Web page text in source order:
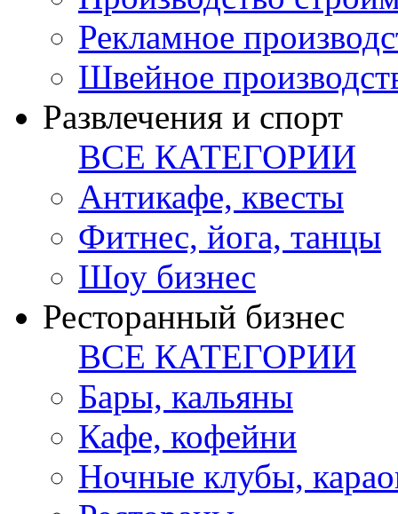
Рекламное
Швейное
Развлечения и спорт
ВСЕ КАТЕГОРИИ
Антикафе, квесты
Фитнес, йога, танцы
Шоу бизнес
Ресторанный бизнес
ВСЕ КАТЕГОРИИ
Бары, кальяны
Кафе, кофейни
Ночные клубы,